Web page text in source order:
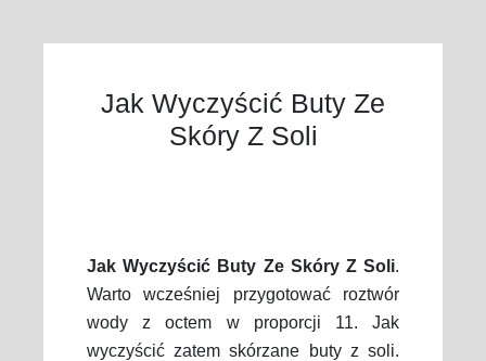
Jak Wyczyścić Buty Ze
Skóry Z Soli
Jak Wyczyścić Buty Ze Skóry Z Soli.
Warto wcześniej przygotować roztwór
wody z octem w proporcji 11. Jak
wyczyścić zatem skórzane buty z soli.